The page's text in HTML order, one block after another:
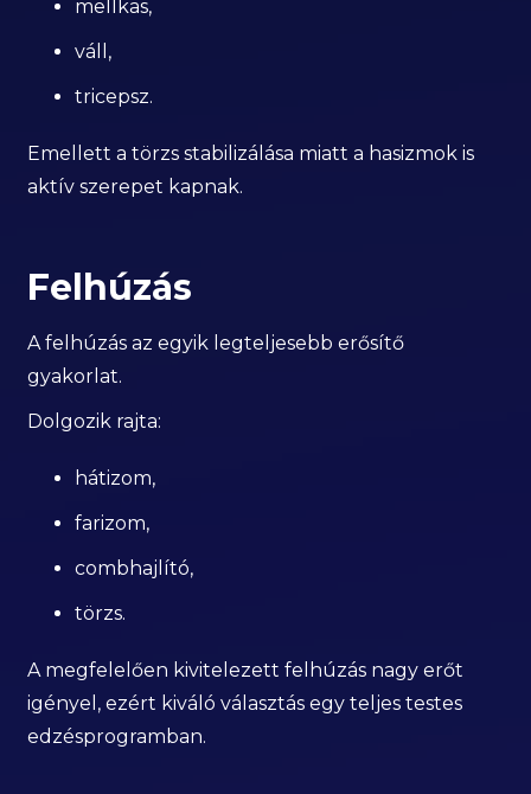
mellkas,
váll,
tricepsz.
Emellett a törzs stabilizálása miatt a hasizmok is
aktív szerepet kapnak.
Felhúzás
A felhúzás az egyik legteljesebb erősítő
gyakorlat.
Dolgozik rajta:
hátizom,
farizom,
combhajlító,
törzs.
A megfelelően kivitelezett felhúzás nagy erőt
igényel, ezért kiváló választás egy teljes testes
edzésprogramban.